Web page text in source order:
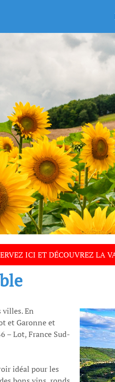
villes. En
et Garonne et
– Lot, France Sud-
idéal pour les